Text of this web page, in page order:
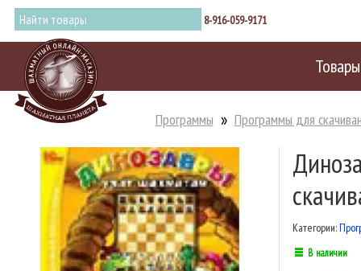
8-916-059-9171
Товары
Программы Программы для
Категории:
В наличии